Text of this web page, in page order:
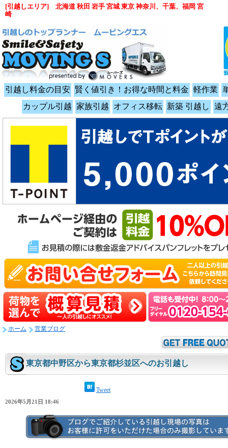
引越し料金の目安 賢く値引き！お得な時間と料金 軽作業
カップル引越 家族引越 オフィス移転 新築 引越し 遠
ホーム 営業ブログ
東京都中野区から東京都杉並区へのお引越し
Tweet
2026年5月21日 18:46
[引越しエリア] 北海道 秋田 岩手 宮城 東京 神奈川、千葉、福岡 宮
崎